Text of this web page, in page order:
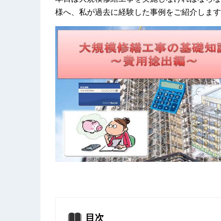
様へ、私が過去に経験した事例をご紹介しま
目次